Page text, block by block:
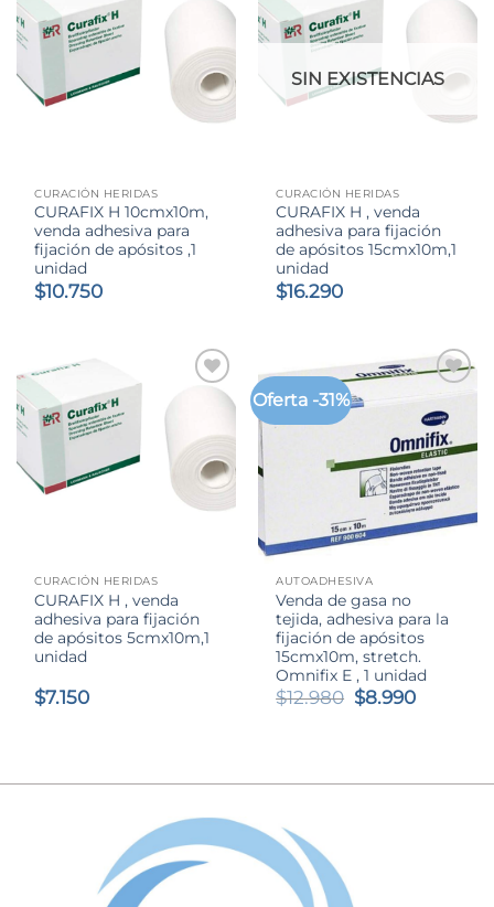
$9.850
CURACIÓN HERIDAS
CURAFIX H 10cmx10m,
venda adhesiva para
fijación de apósitos ,1
unidad
$10.750
SIN EXISTENCIAS
CURACIÓN HERIDAS
CURAFIX H , venda
adhesiva para fijación
de apósitos 15cmx10m,1
unidad
$16.290
CURACIÓN HERIDAS
CURAFIX H , venda
adhesiva para fijación
de apósitos 5cmx10m,1
unidad
$7.150
Oferta -31%
AUTOADHESIVA
Venda de gasa no
tejida, adhesiva para la
fijación de apósitos
15cmx10m, stretch.
Omnifix E , 1 unidad
$12.980 El
$8.990El